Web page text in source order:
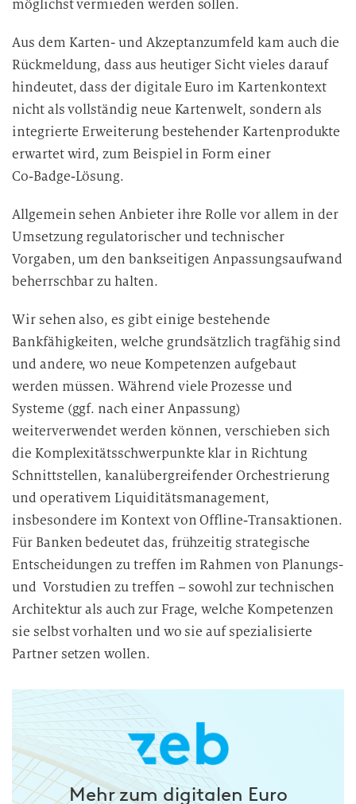
möglichst vermieden werden sollen.
Aus dem Karten- und Akzeptanzumfeld kam auch die
Rückmeldung, dass aus heutiger Sicht vieles darauf
hindeutet, dass der digitale Euro im Kartenkontext
nicht als vollständig neue Kartenwelt, sondern als
integrierte Erweiterung bestehender Kartenprodukte
erwartet wird, zum Beispiel in Form einer
Co‑Badge‑Lösung.
Allgemein sehen Anbieter ihre Rolle vor allem in der
Umsetzung regulatorischer und technischer
Vorgaben, um den bankseitigen Anpassungsaufwand
beherrschbar zu halten.
Wir sehen also, es gibt einige bestehende
Bankfähigkeiten, welche grundsätzlich tragfähig sind
und andere, wo neue Kompetenzen aufgebaut
werden müssen. Während viele Prozesse und
Systeme (ggf. nach einer Anpassung)
weiterverwendet werden können, verschieben sich
die Komplexitätsschwerpunkte klar in Richtung
Schnittstellen, kanalübergreifender Orchestrierung
und operativem Liquiditätsmanagement,
insbesondere im Kontext von Offline‑Transaktionen.
Für Banken bedeutet das, frühzeitig strategische
Entscheidungen zu treffen im Rahmen von Planungs-
und Vorstudien zu treffen – sowohl zur technischen
Architektur als auch zur Frage, welche Kompetenzen
sie selbst vorhalten und wo sie auf spezialisierte
Partner setzen wollen.
Mehr zum digitalen Euro